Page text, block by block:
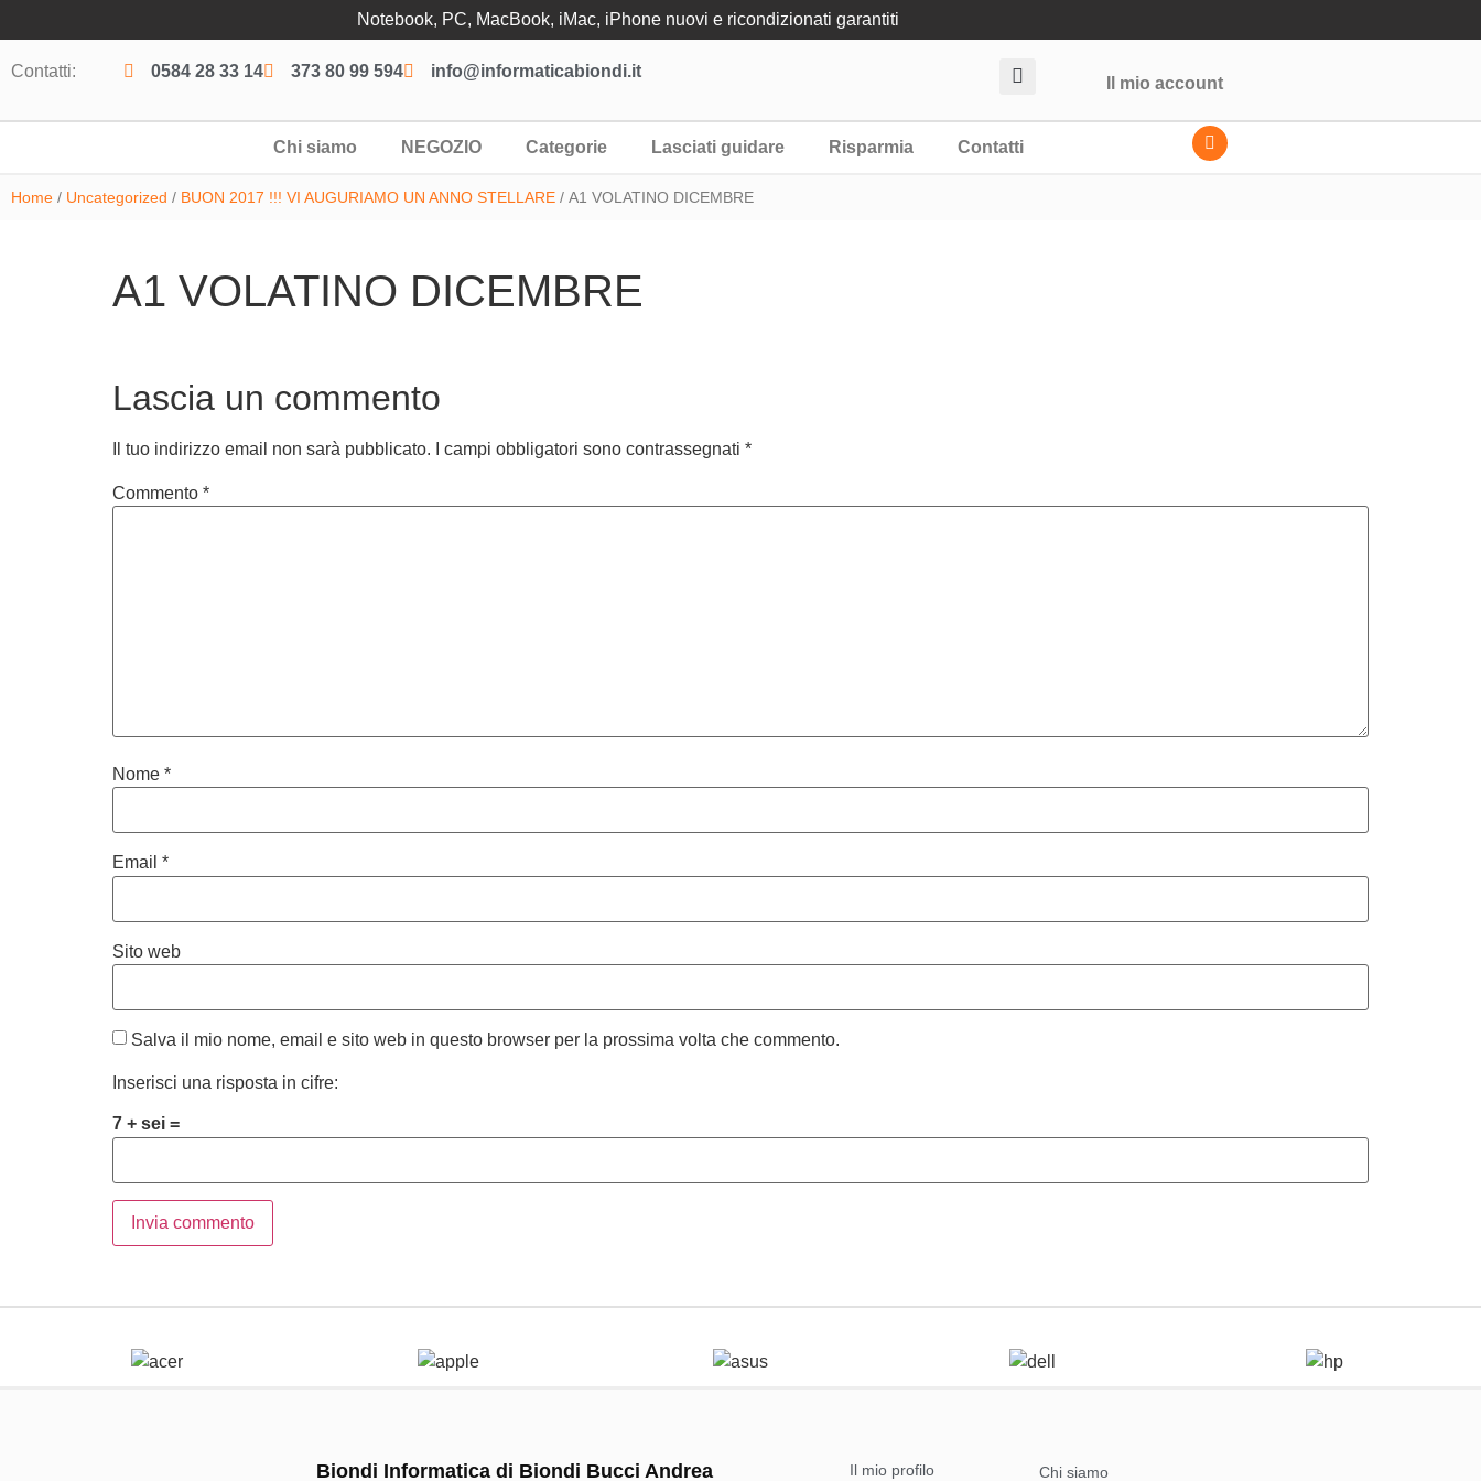
Notebook, PC, MacBook, iMac, iPhone nuovi e ricondizionati garantiti
Contatti: 0584 28 33 14 373 80 99 594 info@informaticabiondi.it
Il mio account
Chi siamo NEGOZIO Categorie Lasciati guidare Risparmia Contatti
Home / Uncategorized / BUON 2017 !!! VI AUGURIAMO UN ANNO STELLARE / A1 VOLATINO DICEMBRE
A1 VOLATINO DICEMBRE
Lascia un commento
Il tuo indirizzo email non sarà pubblicato. I campi obbligatori sono contrassegnati *
Commento *
Nome *
Email *
Sito web
Salva il mio nome, email e sito web in questo browser per la prossima volta che commento.
Inserisci una risposta in cifre:
7 + sei =
Biondi Informatica di Biondi Bucci Andrea Il mio profilo Chi siamo